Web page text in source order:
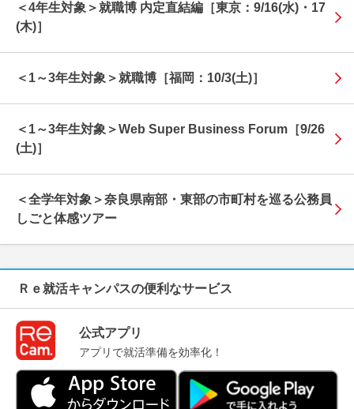
＜4年生対象＞就職博 内定直結編［東京：9/16(水)・17
(木)］
＜1～3年生対象＞就職博［福岡：10/3(土)］
＜1～3年生対象＞Web Super Business Forum［9/26
(土)］
＜全学年対象＞奈良県南部・東部の市町村を巡る公務員
しごと体感ツアー
公式アプリ
アプリで就活準備を効率化！